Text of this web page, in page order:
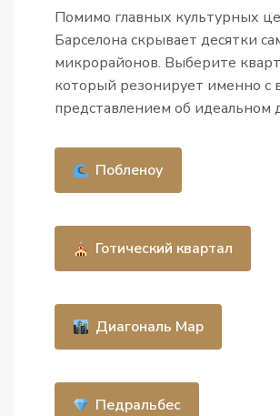
Помимо главных культурных
Барселона скрывает десятки
микрорайонов. Выберите
который резонирует именно с
представлением об идеальном
Побленоу
Готический квартал
Диагональ Мар
Педральбес